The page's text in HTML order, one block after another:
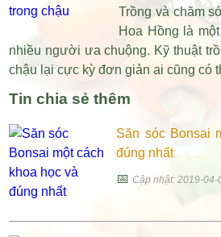
Trồng và chăm
Hoa Hồng là
nhiều người ưa chuộng. Kỹ thuật
chậu lại cực kỳ đơn giản ai cũng có
Tin chia sẻ thêm
Săn sóc Bonsai
đúng nhất
📅Cập nhật: 2019-04-